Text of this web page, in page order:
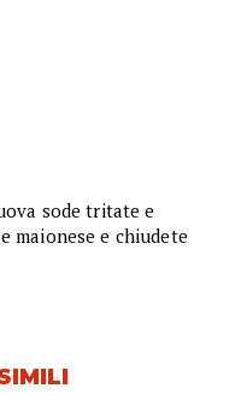
sode tritate e
maionese e chiudete